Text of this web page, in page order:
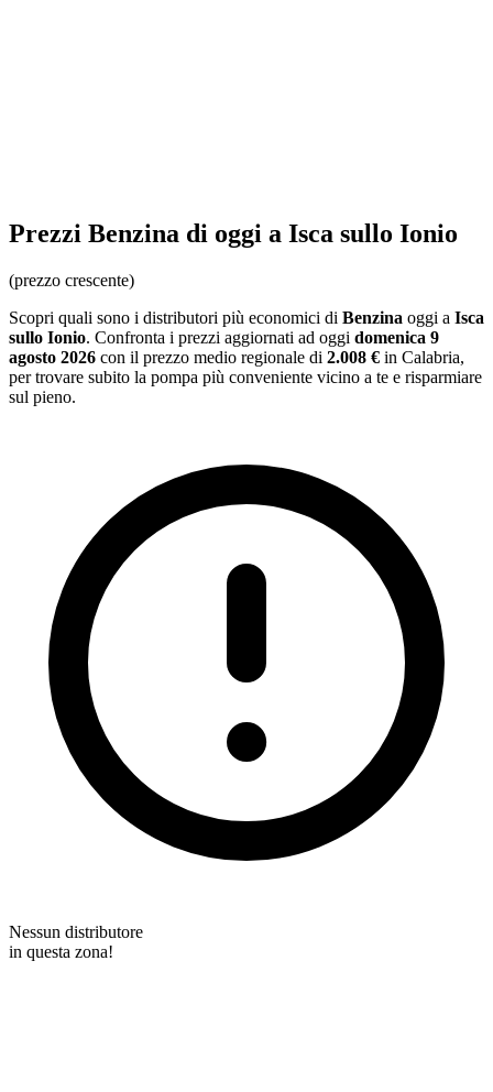
Prezzi Benzina di oggi a Isca sullo Ionio
(prezzo crescente)
Scopri quali sono i distributori più economici di Benzina oggi a Isca
sullo Ionio. Confronta i prezzi aggiornati ad oggi domenica 9
agosto 2026 con il prezzo medio regionale di 2.008 € in Calabria,
per trovare subito la pompa più conveniente vicino a te e risparmiare
sul pieno.
Nessun distributore
in questa zona!